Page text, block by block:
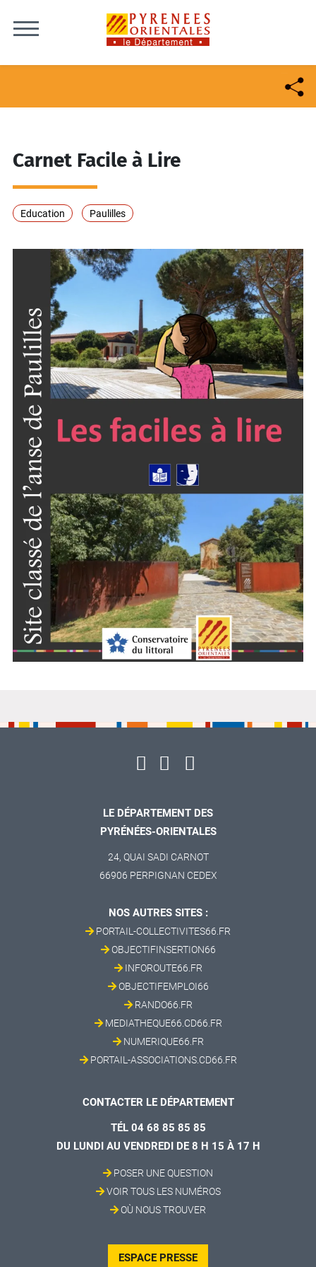
Carnet Facile à Lire
Education Paulilles
LE DÉPARTEMENT DES
PYRÉNÉES-ORIENTALES
24, QUAI SADI CARNOT
66906 PERPIGNAN CEDEX
NOS AUTRES SITES :
PORTAIL-COLLECTIVITES66.FR
OBJECTIFINSERTION66
INFOROUTE66.FR
OBJECTIFEMPLOI66
RANDO66.FR
MEDIATHEQUE66.CD66.FR
NUMERIQUE66.FR
PORTAIL-ASSOCIATIONS.CD66.FR
CONTACTER LE DÉPARTEMENT
TÉL 04 68 85 85 85
DU LUNDI AU VENDREDI DE 8 H 15 À 17 H
POSER UNE QUESTION
VOIR TOUS LES NUMÉROS
OÙ NOUS TROUVER
ESPACE PRESSE